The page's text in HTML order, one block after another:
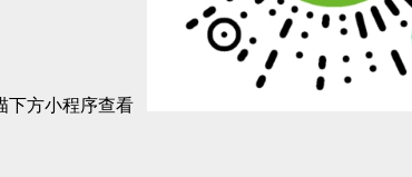
下方小程序查看